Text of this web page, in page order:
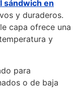
sándwich en
y duraderos.
capa ofrece una
y
para
o de baja